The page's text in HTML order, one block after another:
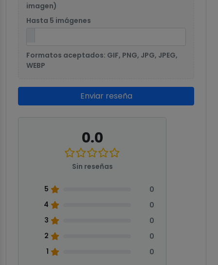
imagen)
Hasta 5 imágenes
Formatos aceptados: GIF, PNG, JPG, JPEG,
WEBP
Enviar reseña
0.0
Sin reseñas
5
0
4
0
3
0
2
0
1
0